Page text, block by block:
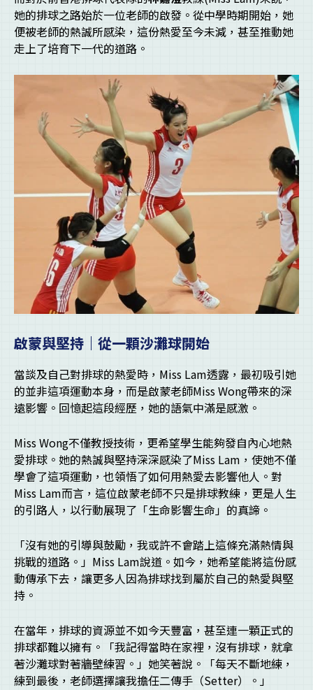
她的排球之路始於一位老師的啟發。從中學時期開始，她
便被老師的熱誠所感染，這份熱愛至今未減，甚至推動她
走上了培育下一代的道路。
啟蒙與堅持｜從一顆沙灘球開始
當談及自己對排球的熱愛時，Miss Lam透露，最初吸引她
的並非這項運動本身，而是啟蒙老師Miss Wong帶來的深
遠影響。回憶起這段經歷，她的語氣中滿是感激。
Miss Wong不僅教授技術，更希望學生能夠發自內心地熱
愛排球。她的熱誠與堅持深深感染了Miss Lam，使她不僅
學會了這項運動，也領悟了如何用熱愛去影響他人。對
Miss Lam而言，這位啟蒙老師不只是排球教練，更是人生
的引路人，以行動展現了「生命影響生命」的真諦。
「沒有她的引導與鼓勵，我或許不會踏上這條充滿熱情與
挑戰的道路。」Miss Lam說道。如今，她希望能將這份感
動傳承下去，讓更多人因為排球找到屬於自己的熱愛與堅
持。
在當年，排球的資源並不如今天豐富，甚至連一顆正式的
排球都難以擁有。「我記得當時在家裡，沒有排球，就拿
著沙灘球對著牆壁練習。」她笑著說。「每天不斷地練，
練到最後，老師選擇讓我擔任二傳手（Setter）。」